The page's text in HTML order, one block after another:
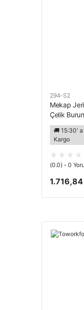
294-S2
Mekap
Çelik
🚚 15:30'
Kargo
(0.0) - 0